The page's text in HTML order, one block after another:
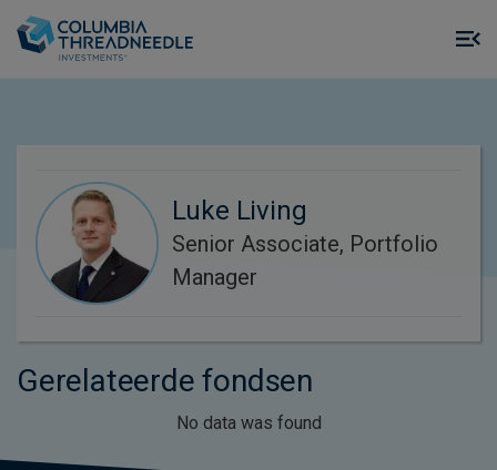
Luke Living
Senior Associate, Portfolio
Manager
Gerelateerde fondsen
No data was found